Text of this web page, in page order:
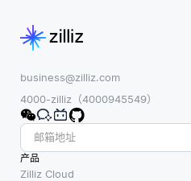
business@zilliz.com
4000-zilliz（4000945549）
产品
Zilliz Cloud